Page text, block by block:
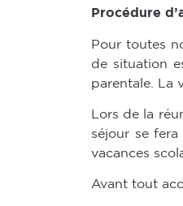
Procédure
Pour toutes
de situation
parentale. La
Lors de la
séjour se
vacances
Avant tout